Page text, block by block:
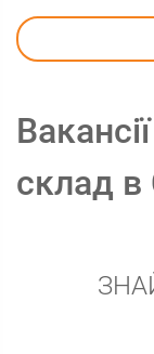
склад в